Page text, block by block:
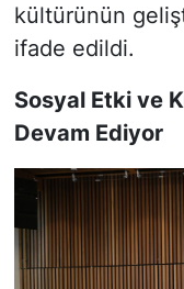
kültürünün
ifade edildi.
Sosyal Etki ve
Devam Ediyor